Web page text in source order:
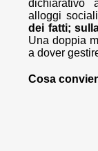
dichiarativo
alloggi
dei fatti;
Una doppia
a dover
Cosa